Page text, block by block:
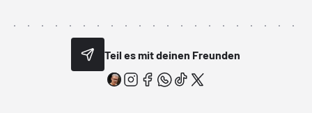
Teil es mit deinen Freunden